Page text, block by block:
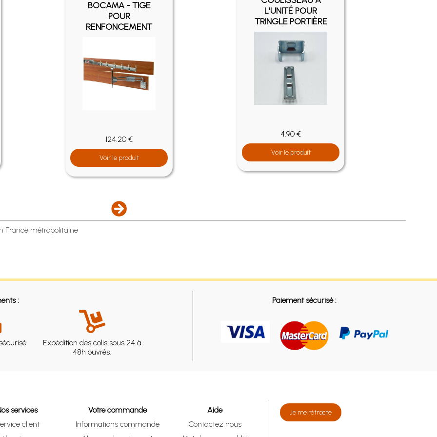
BOCAMA - TIGE
POUR
RENFONCEMENT
124.20 €
Voir le produit
L'UNITÉ POUR
TRINGLE PORTIÈRE
4.90 €
Voir le produit
France métropolitaine
:
Expédition des colis sous 24 à
48h ouvrés.
Paiement sécurisé :
services
client
Votre commande
Informations commande
Aide
Contactez nous
Je me rétracte